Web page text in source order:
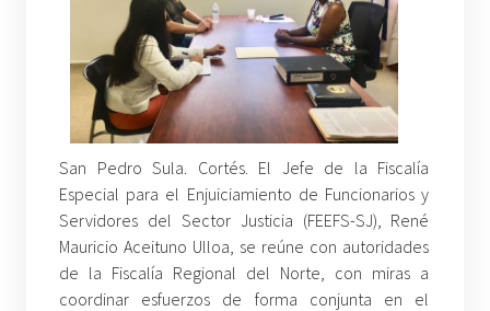
San Pedro Sula. Cortés. El Jefe de la Fiscalía
Especial para el Enjuiciamiento de Funcionarios y
Servidores del Sector Justicia (FEEFS-SJ), René
Mauricio Aceituno Ulloa, se reúne con autoridades
de la Fiscalía Regional del Norte, con miras a
coordinar esfuerzos de forma conjunta en el